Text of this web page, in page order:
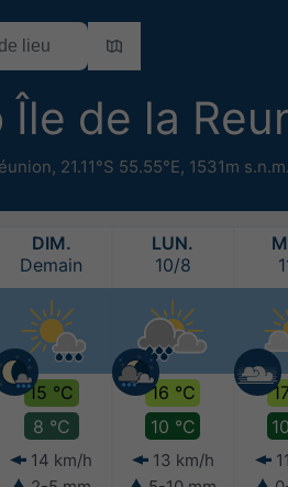
Île de la
, 21.11°S 55.55°E, 1531m s.n.m.
DIM.
Demain
15 °C
8 °C
14 km/h
LUN.
10/8
16 °C
10 °C
13 km/h